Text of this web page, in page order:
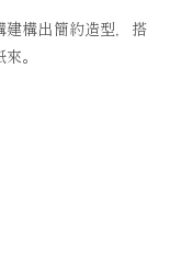
建構出簡約造型，搭
。